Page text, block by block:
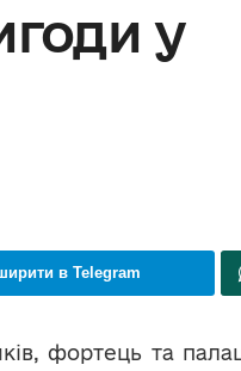
у
в Telegram
фортець та